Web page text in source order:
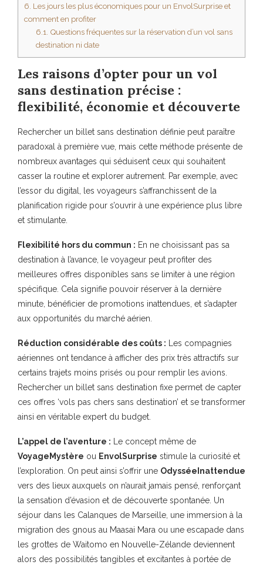
6. Les jours les plus économiques pour un EnvolSurprise et
comment en profiter
6.1. Questions fréquentes sur la réservation d’un vol sans
destination ni date
Les raisons d’opter pour un vol
sans destination précise :
flexibilité, économie et découverte
Rechercher un billet sans destination définie peut paraître
paradoxal à première vue, mais cette méthode présente de
nombreux avantages qui séduisent ceux qui souhaitent
casser la routine et explorer autrement. Par exemple, avec
l’essor du digital, les voyageurs s’affranchissent de la
planification rigide pour s’ouvrir à une expérience plus libre
et stimulante.
Flexibilité hors du commun : En ne choisissant pas sa
destination à l’avance, le voyageur peut profiter des
meilleures offres disponibles sans se limiter à une région
spécifique. Cela signifie pouvoir réserver à la dernière
minute, bénéficier de promotions inattendues, et s’adapter
aux opportunités du marché aérien.
Réduction considérable des coûts : Les compagnies
aériennes ont tendance à afficher des prix très attractifs sur
certains trajets moins prisés ou pour remplir les avions.
Rechercher un billet sans destination fixe permet de capter
ces offres ‘vols pas chers sans destination’ et se transformer
ainsi en véritable expert du budget.
L’appel de l’aventure : Le concept même de
VoyageMystère ou EnvolSurprise stimule la curiosité et
l’exploration. On peut ainsi s’offrir une OdysséeInattendue
vers des lieux auxquels on n’aurait jamais pensé, renforçant
la sensation d’évasion et de découverte spontanée. Un
séjour dans les Calanques de Marseille, une immersion à la
migration des gnous au Maasai Mara ou une escapade dans
les grottes de Waitomo en Nouvelle-Zélande deviennent
alors des possibilités tangibles et excitantes à portée de